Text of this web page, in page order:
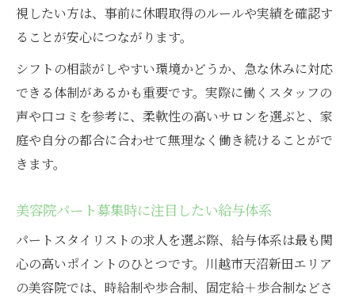
視したい方は、事前に休暇取得のルールや実績を確認す
ることが安心につながります。
シフトの相談がしやすい環境かどうか、急な休みに対応
できる体制があるかも重要です。実際に働くスタッフの
声や口コミを参考に、柔軟性の高いサロンを選ぶと、家
庭や自分の都合に合わせて無理なく働き続けることがで
きます。
美容院パート募集時に注目したい給与体系
パートスタイリストの求人を選ぶ際、給与体系は最も関
心の高いポイントのひとつです。川越市天沼新田エリア
の美容院では、時給制や歩合制、固定給＋歩合制などさ